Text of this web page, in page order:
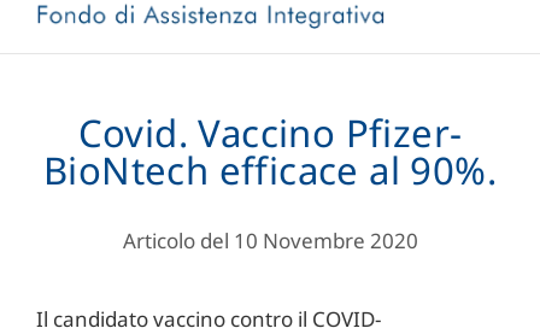
Covid. Vaccino Pfizer-
BioNtech efficace al 90%.
Articolo del 10 Novembre 2020
Il candidato vaccino contro il COVID-